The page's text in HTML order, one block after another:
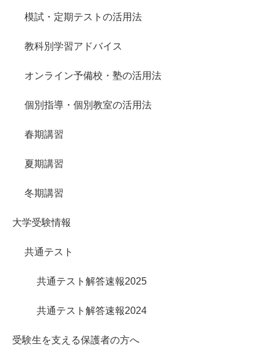
模試・定期テストの活用法
教科別学習アドバイス
オンライン予備校・塾の活用法
個別指導・個別教室の活用法
春期講習
夏期講習
冬期講習
大学受験情報
共通テスト
共通テスト解答速報2025
共通テスト解答速報2024
受験生を支える保護者の方へ